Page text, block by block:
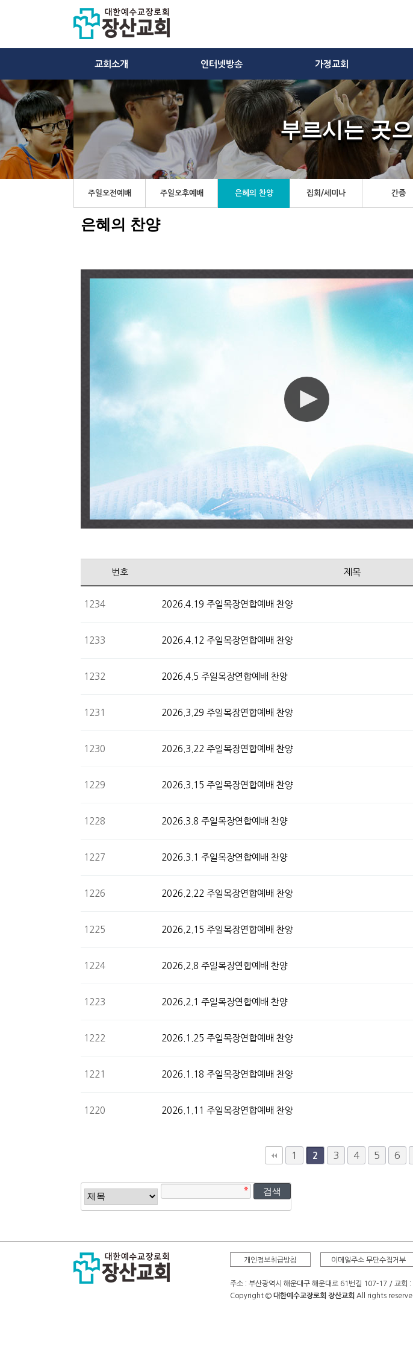
교회소개 인터넷방송 가정교회
부르시는 곳
주일오전예배 주일오후예배 은혜의 찬양 집회/세미나 간증
은혜의 찬양
번호 제목
1234 2026.4.19 주일목장연합예배 찬양
1233 2026.4.12 주일목장연합예배 찬양
1232 2026.4.5 주일목장연합예배 찬양
1231 2026.3.29 주일목장연합예배 찬양
1230 2026.3.22 주일목장연합예배 찬양
1229 2026.3.15 주일목장연합예배 찬양
1228 2026.3.8 주일목장연합예배 찬양
1227 2026.3.1 주일목장연합예배 찬양
1226 2026.2.22 주일목장연합예배 찬양
1225 2026.2.15 주일목장연합예배 찬양
1224 2026.2.8 주일목장연합예배 찬양
1223 2026.2.1 주일목장연합예배 찬양
1222 2026.1.25 주일목장연합예배 찬양
1221 2026.1.18 주일목장연합예배 찬양
1220 2026.1.11 주일목장연합예배 찬양
1 2 3 4 5 6
개인정보취급방침 이메일주소 무단수집거부
주소 : 부산광역시 해운대구 해운대로 61번길 107-17 / 교
Copyright © 대한예수교장로회 장산교회 All rights